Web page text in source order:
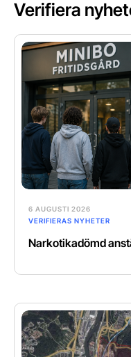
Verifiera
6 AUGUSTI 2026
VERIFIERAS NYHETER
Narkotikadömd